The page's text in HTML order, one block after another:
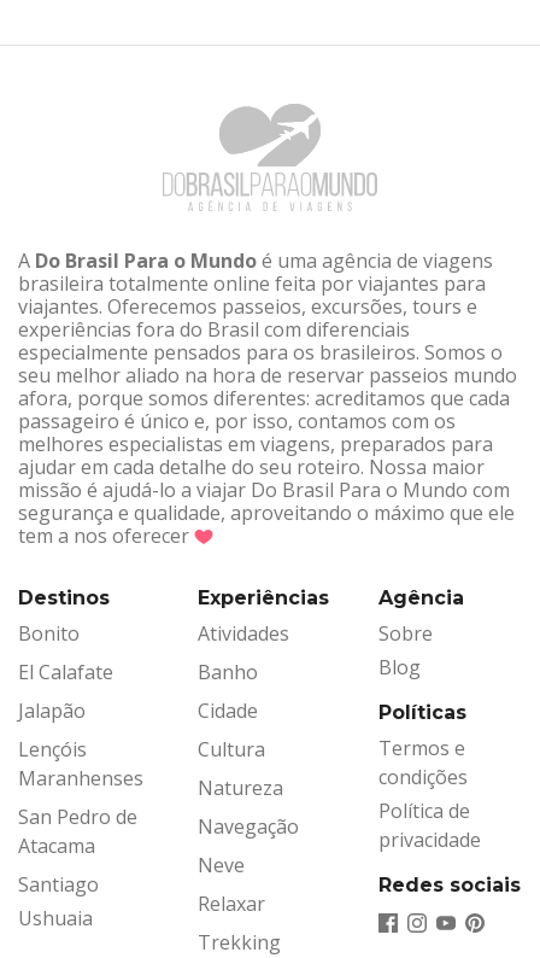
A Do Brasil Para o Mundoé uma agência de viagens
brasileira totalmente online feita por viajantes para
viajantes. Oferecemos passeios, excursões, tours e
experiências fora do Brasil com diferenciais
especialmente pensados para os brasileiros. Somos o
seu melhor aliado na hora de reservar passeios mundo
afora, porque somos diferentes: acreditamos que cada
passageiro é único e, por isso, contamos com os
melhores especialistas em viagens, preparados para
ajudar em cada detalhe do seu roteiro. Nossa maior
missão é ajudá-lo a viajar Do Brasil Para o Mundo com
segurança e qualidade, aproveitando o máximo que ele
tem a nos oferecer
Destinos
Bonito
El Calafate
Jalapão
Lençóis
Maranhenses
San Pedro de
Atacama
Santiago
Ushuaia
Experiências
Atividades
Banho
Cidade
Cultura
Natureza
Navegação
Neve
Relaxar
Trekking
Agência
Sobre
Blog
Políticas
Termos e
condições
Política de
privacidade
Redes sociais